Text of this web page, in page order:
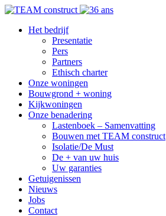
Het bedrijf
Presentatie
Pers
Partners
Ethisch charter
Onze woningen
Bouwgrond + woning
Kijkwoningen
Onze benadering
Lastenboek – Samenvatting
Bouwen met TEAM construct
Isolatie/De Must
De + van uw huis
Uw garanties
Getuigenissen
Nieuws
Jobs
Contact